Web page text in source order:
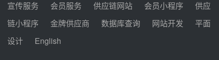
中能建华中试研院中标重能新疆
100MW光热项目机组调试及性能
宣传服务 会员服务 供应链网站 会员小程序
供应
链小程序
金牌供应商 数据库查询 网站开发
平面
设计
English